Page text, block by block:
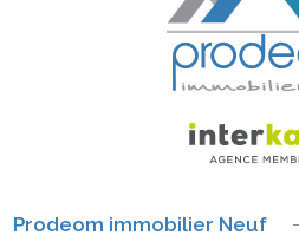
Prodeom immobilier Neuf